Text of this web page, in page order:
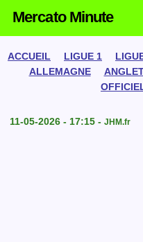
Mercato Minute
ACCUEIL LIGUE 1
ALLEMAGNE
11-05-2026 - 17:15 - JHM.fr